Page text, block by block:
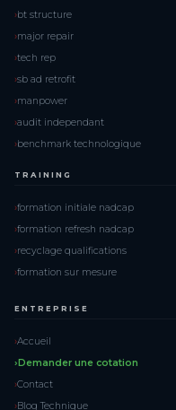
bt structure
major repair
tech rep
sb ad retrofit
manpower
audit independant
benchmark technologique
TRAINING
formation initiale nadcap
formation refresh nadcap
recyclage qualifications
formation sur mesure
ENTREPRISE
Accueil
Demander une cotation
Contact
Blog Technique